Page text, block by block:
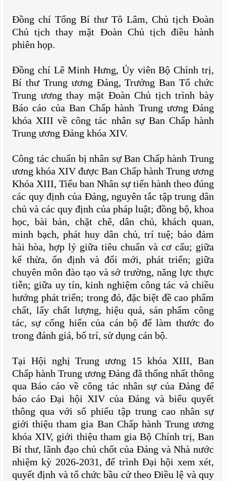
Đồng chí Tổng Bí thư Tô Lâm, Chủ tịch Đoàn
Chủ tịch thay mặt Đoàn Chủ tịch điều hành
phiên họp.
Đồng chí Lê Minh Hưng, Ủy viên Bộ Chính trị,
Bí thư Trung ương Đảng, Trưởng Ban Tổ chức
Trung ương thay mặt Đoàn Chủ tịch trình bày
Báo cáo của Ban Chấp hành Trung ương Đảng
khóa XIII về công tác nhân sự Ban Chấp hành
Trung ương Đảng khóa XIV.
Công tác chuẩn bị nhân sự Ban Chấp hành Trung
ương khóa XIV được Ban Chấp hành Trung ương
Khóa XIII, Tiểu ban Nhân sự tiến hành theo đúng
các quy định của Đảng, nguyên tắc tập trung dân
chủ và các quy định của pháp luật; đồng bộ, khoa
học, bài bản, chặt chẽ, dân chủ, khách quan,
minh bạch, phát huy dân chủ, trí tuệ; bảo đảm
hài hòa, hợp lý giữa tiêu chuẩn và cơ cấu; giữa
kế thừa, ổn định và đổi mới, phát triển; giữa
chuyên môn đào tạo và sở trường, năng lực thực
tiễn; giữa uy tín, kinh nghiệm công tác và chiều
hướng phát triển; trong đó, đặc biệt đề cao phẩm
chất, lấy chất lượng, hiệu quả, sản phẩm công
tác, sự cống hiến của cán bộ để làm thước đo
trong đánh giá, bố trí, sử dụng cán bộ.
Tại Hội nghị Trung ương 15 khóa XIII, Ban
Chấp hành Trung ương Đảng đã thống nhất thông
qua Báo cáo về công tác nhân sự của Đảng để
báo cáo Đại hội XIV của Đảng và biểu quyết
thông qua với số phiếu tập trung cao nhân sự
giới thiệu tham gia Ban Chấp hành Trung ương
khóa XIV, giới thiệu tham gia Bộ Chính trị, Ban
Bí thư, lãnh đạo chủ chốt của Đảng và Nhà nước
nhiệm kỳ 2026-2031, để trình Đại hội xem xét,
quyết định và tổ chức bầu cử theo Điều lệ và quy